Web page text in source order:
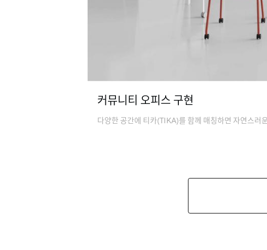
커뮤니티 오피스 구현
다양한 공간에 티카(TIKA)를 함께 매칭하면 자연스러